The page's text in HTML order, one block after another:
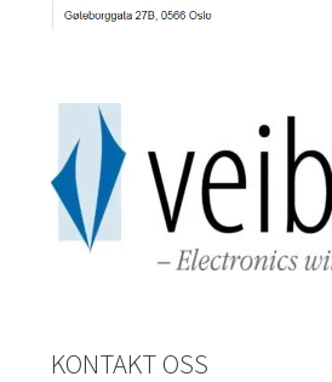
KONTAKT OSS